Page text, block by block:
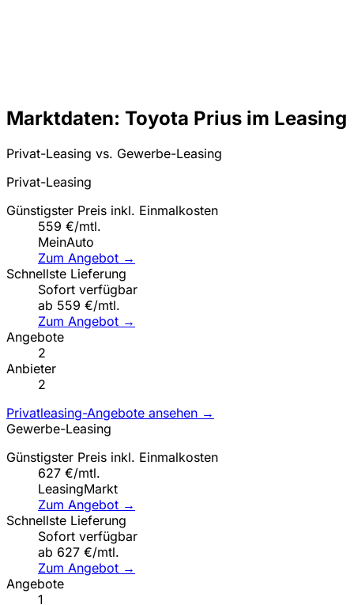
Marktdaten: Toyota Prius im Leasing
Privat-Leasing vs. Gewerbe-Leasing
Privat-Leasing
Günstigster Preis inkl. Einmalkosten
559 €/mtl.
MeinAuto
Zum Angebot →
Schnellste Lieferung
Sofort verfügbar
ab 559 €/mtl.
Zum Angebot →
Angebote
2
Anbieter
2
Privatleasing-Angebote ansehen →
Gewerbe-Leasing
Günstigster Preis inkl. Einmalkosten
627 €/mtl.
LeasingMarkt
Zum Angebot →
Schnellste Lieferung
Sofort verfügbar
ab 627 €/mtl.
Zum Angebot →
Angebote
1